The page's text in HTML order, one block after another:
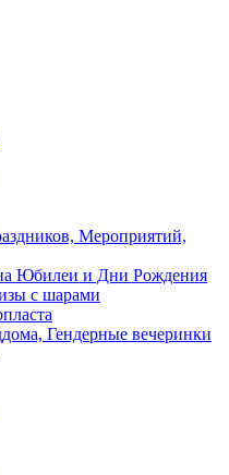
Мероприятий,
Юбилеи и Дни Рождения
с шарами
Гендерные вечеринки